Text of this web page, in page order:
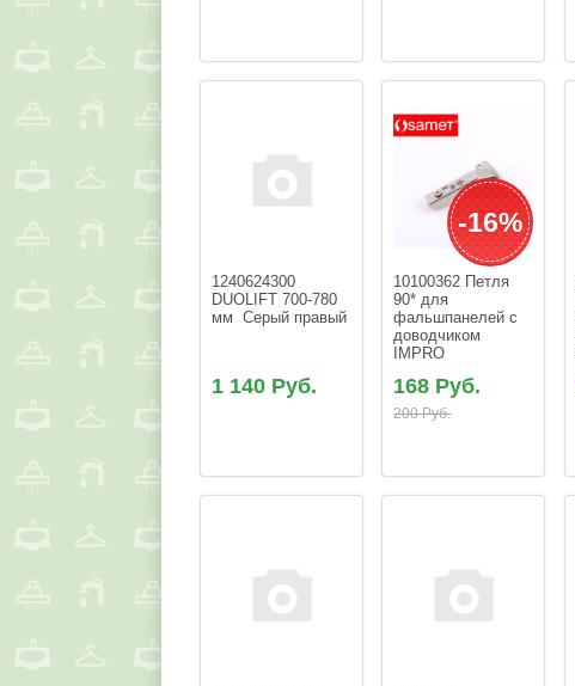
1240624300
DUOLIFT 700-780
мм  Серый правый
1 140 Руб.
-16%
10100362 Петля
90* для
фальшпанелей с
доводчиком
IMPRO
168 Руб.
200 Руб.